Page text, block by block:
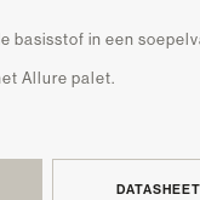
basisstof in een
Allure palet.